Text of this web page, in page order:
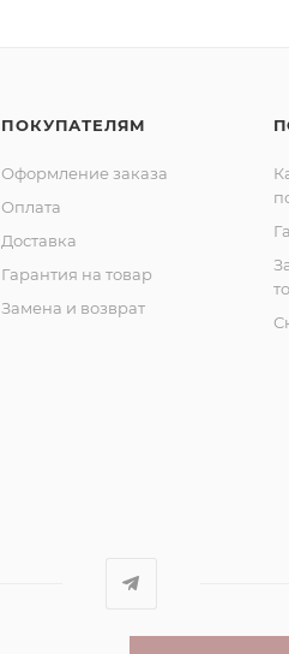
ПОКУПАТЕЛЯМ
Оформление заказа
Оплата
Доставка
Гарантия на товар
Замена и возврат